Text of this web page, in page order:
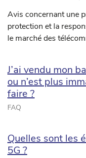
Avis concernant une
protection et la
le marché des
J’ai vendu mon
ou n’est plus
faire ?
FAQ
Quelles sont les
5G ?